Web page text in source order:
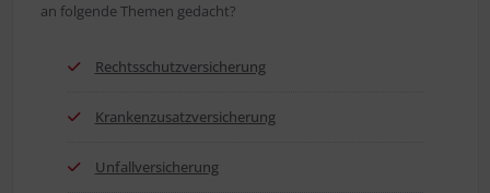
an fol­gen­de The­men gedacht?
Rechts­schutz­ver­si­che­rung
Kran­ken­zu­satz­ver­si­che­rung
Unfall­ver­si­che­rung